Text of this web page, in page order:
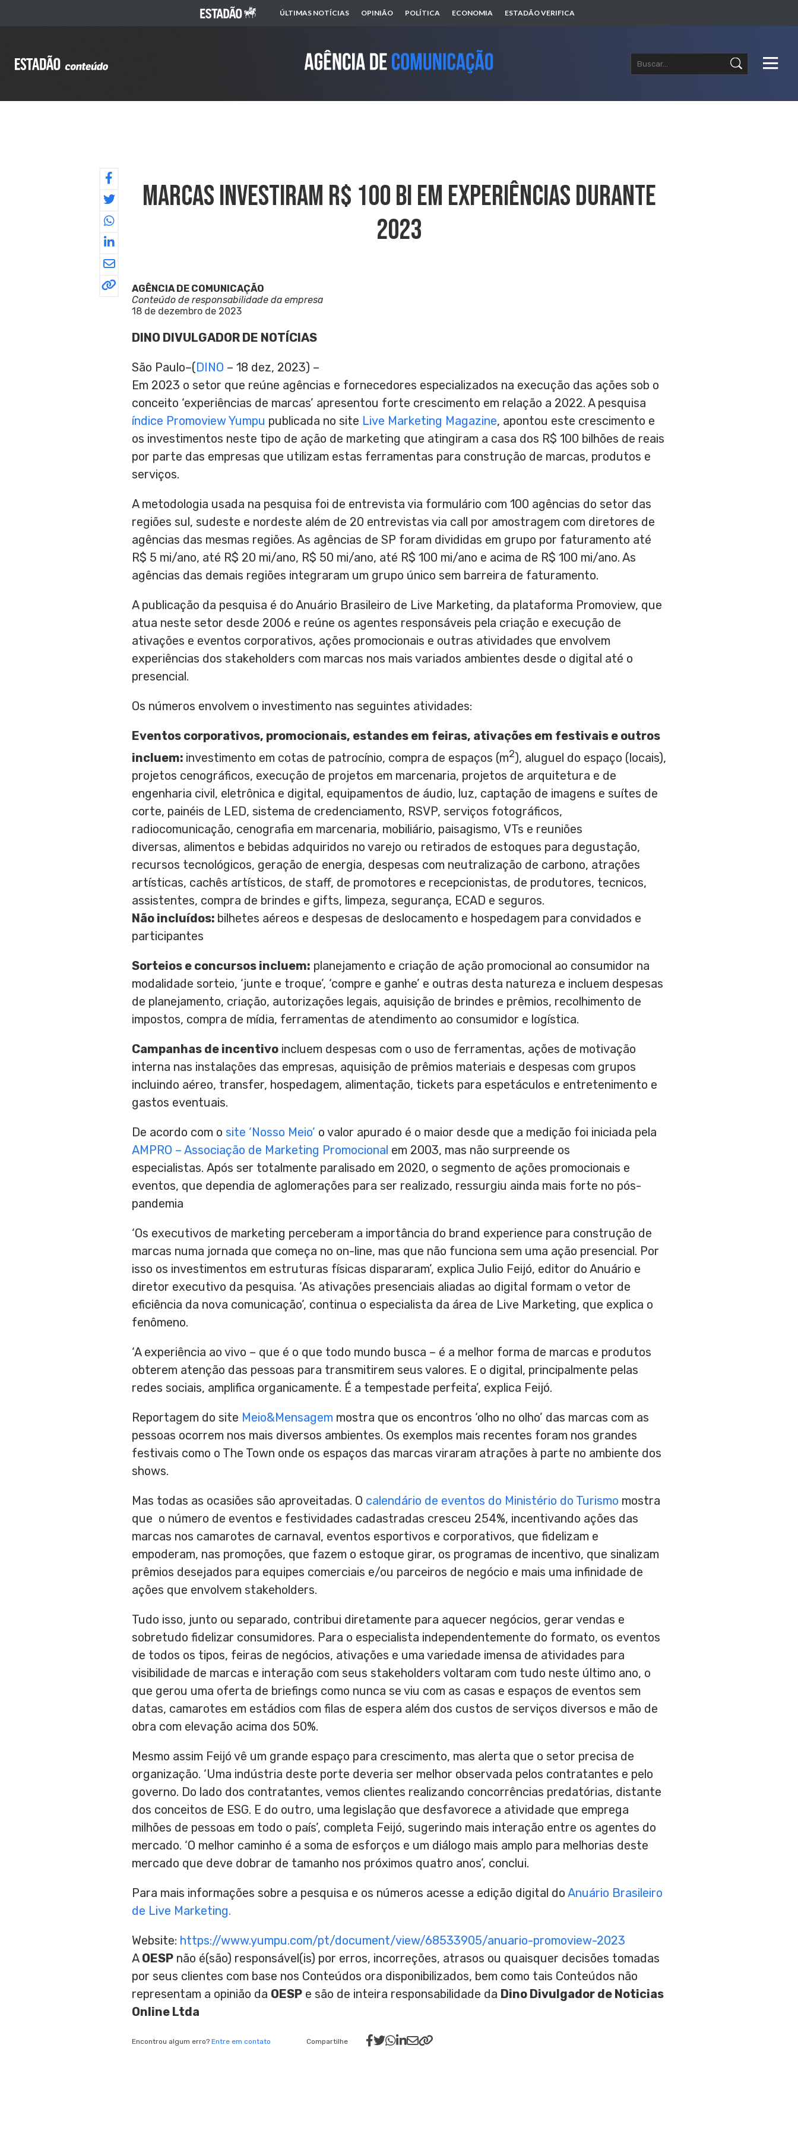
ÚLTIMAS NOTÍCIAS OPINIÃO POLÍTICA ECONOMIA ESTADÃO VERIFICA
Marcas Investiram R$ 100 Bi Em Experiências Durante
2023
AGÊNCIA DE COMUNICAÇÃO
Conteúdo de responsabilidade da empresa
18 de dezembro de 2023
DINO DIVULGADOR DE NOTÍCIAS
São Paulo–(DINO – 18 dez, 2023) –
Em 2023 o setor que reúne agências e fornecedores especializados na execução das ações sob o
conceito ‘experiências de marcas’ apresentou forte crescimento em relação a 2022. A pesquisa
índice Promoview Yumpu publicada no site Live Marketing Magazine, apontou este crescimento e
os investimentos neste tipo de ação de marketing que atingiram a casa dos R$ 100 bilhões de reais
por parte das empresas que utilizam estas ferramentas para construção de marcas, produtos e
serviços.
A metodologia usada na pesquisa foi de entrevista via formulário com 100 agências do setor das
regiões sul, sudeste e nordeste além de 20 entrevistas via call por amostragem com diretores de
agências das mesmas regiões. As agências de SP foram divididas em grupo por faturamento até
R$ 5 mi/ano, até R$ 20 mi/ano, R$ 50 mi/ano, até R$ 100 mi/ano e acima de R$ 100 mi/ano. As
agências das demais regiões integraram um grupo único sem barreira de faturamento.
A publicação da pesquisa é do Anuário Brasileiro de Live Marketing, da plataforma Promoview, que
atua neste setor desde 2006 e reúne os agentes responsáveis pela criação e execução de
ativações e eventos corporativos, ações promocionais e outras atividades que envolvem
experiências dos stakeholders com marcas nos mais variados ambientes desde o digital até o
presencial.
Os números envolvem o investimento nas seguintes atividades:
Eventos corporativos, promocionais, estandes em feiras, ativações em festivais e outros
incluem: investimento em cotas de patrocínio, compra de espaços (m2), aluguel do espaço (locais),
projetos cenográficos, execução de projetos em marcenaria, projetos de arquitetura e de
engenharia civil, eletrônica e digital, equipamentos de áudio, luz, captação de imagens e suítes de
corte, painéis de LED, sistema de credenciamento, RSVP, serviços fotográficos,
radiocomunicação, cenografia em marcenaria, mobiliário, paisagismo, VTs e reuniões
diversas, alimentos e bebidas adquiridos no varejo ou retirados de estoques para degustação,
recursos tecnológicos, geração de energia, despesas com neutralização de carbono, atrações
artísticas, cachês artísticos, de staff, de promotores e recepcionistas, de produtores, tecnicos,
assistentes, compra de brindes e gifts, limpeza, segurança, ECAD e seguros.
Não incluídos: bilhetes aéreos e despesas de deslocamento e hospedagem para convidados e
participantes
Sorteios e concursos incluem: planejamento e criação de ação promocional ao consumidor na
modalidade sorteio, ‘junte e troque’, ‘compre e ganhe’ e outras desta natureza e incluem despesas
de planejamento, criação, autorizações legais, aquisição de brindes e prêmios, recolhimento de
impostos, compra de mídia, ferramentas de atendimento ao consumidor e logística.
Campanhas de incentivo incluem despesas com o uso de ferramentas, ações de motivação
interna nas instalações das empresas, aquisição de prêmios materiais e despesas com grupos
incluindo aéreo, transfer, hospedagem, alimentação, tickets para espetáculos e entretenimento e
gastos eventuais.
De acordo com o site ‘Nosso Meio’ o valor apurado é o maior desde que a medição foi iniciada pela
AMPRO – Associação de Marketing Promocional em 2003, mas não surpreende os
especialistas. Após ser totalmente paralisado em 2020, o segmento de ações promocionais e
eventos, que dependia de aglomerações para ser realizado, ressurgiu ainda mais forte no pós-
pandemia
‘Os executivos de marketing perceberam a importância do brand experience para construção de
marcas numa jornada que começa no on-line, mas que não funciona sem uma ação presencial. Por
isso os investimentos em estruturas físicas dispararam’, explica Julio Feijó, editor do Anuário e
diretor executivo da pesquisa. ‘As ativações presenciais aliadas ao digital formam o vetor de
eficiência da nova comunicação’, continua o especialista da área de Live Marketing, que explica o
fenômeno.
‘A experiência ao vivo – que é o que todo mundo busca – é a melhor forma de marcas e produtos
obterem atenção das pessoas para transmitirem seus valores. E o digital, principalmente pelas
redes sociais, amplifica organicamente. É a tempestade perfeita’, explica Feijó.
Reportagem do site Meio&Mensagem mostra que os encontros ‘olho no olho’ das marcas com as
pessoas ocorrem nos mais diversos ambientes. Os exemplos mais recentes foram nos grandes
festivais como o The Town onde os espaços das marcas viraram atrações à parte no ambiente dos
shows.
Mas todas as ocasiões são aproveitadas. O calendário de eventos do Ministério do Turismo mostra
que o número de eventos e festividades cadastradas cresceu 254%, incentivando ações das
marcas nos camarotes de carnaval, eventos esportivos e corporativos, que fidelizam e
empoderam, nas promoções, que fazem o estoque girar, os programas de incentivo, que sinalizam
prêmios desejados para equipes comerciais e/ou parceiros de negócio e mais uma infinidade de
ações que envolvem stakeholders.
Tudo isso, junto ou separado, contribui diretamente para aquecer negócios, gerar vendas e
sobretudo fidelizar consumidores. Para o especialista independentemente do formato, os eventos
de todos os tipos, feiras de negócios, ativações e uma variedade imensa de atividades para
visibilidade de marcas e interação com seus stakeholders voltaram com tudo neste último ano, o
que gerou uma oferta de briefings como nunca se viu com as casas e espaços de eventos sem
datas, camarotes em estádios com filas de espera além dos custos de serviços diversos e mão de
obra com elevação acima dos 50%.
Mesmo assim Feijó vê um grande espaço para crescimento, mas alerta que o setor precisa de
organização. ‘Uma indústria deste porte deveria ser melhor observada pelos contratantes e pelo
governo. Do lado dos contratantes, vemos clientes realizando concorrências predatórias, distante
dos conceitos de ESG. E do outro, uma legislação que desfavorece a atividade que emprega
milhões de pessoas em todo o país’, completa Feijó, sugerindo mais interação entre os agentes do
mercado. ‘O melhor caminho é a soma de esforços e um diálogo mais amplo para melhorias deste
mercado que deve dobrar de tamanho nos próximos quatro anos’, conclui.
Para mais informações sobre a pesquisa e os números acesse a edição digital do Anuário Brasileiro
de Live Marketing.
Website: https://www.yumpu.com/pt/document/view/68533905/anuario-promoview-2023
A OESP não é(são) responsável(is) por erros, incorreções, atrasos ou quaisquer decisões tomadas
por seus clientes com base nos Conteúdos ora disponibilizados, bem como tais Conteúdos não
representam a opinião da OESP e são de inteira responsabilidade da Dino Divulgador de Noticias
Online Ltda
Encontrou algum erro? Entre em contato Compartilhe